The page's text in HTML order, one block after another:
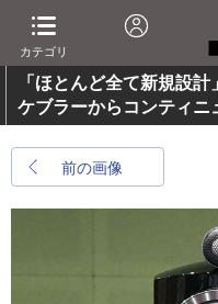
カテゴリ
「ほとんど全て新規設
ケブラーからコンティニ
前の画像